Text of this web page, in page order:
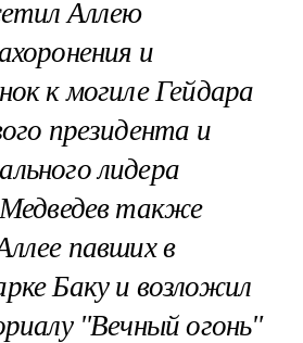
Аллею
и
к могиле Гейдара
президента и
лидера
Медведев также
павших в
Баку и возложил
"Вечный огонь"